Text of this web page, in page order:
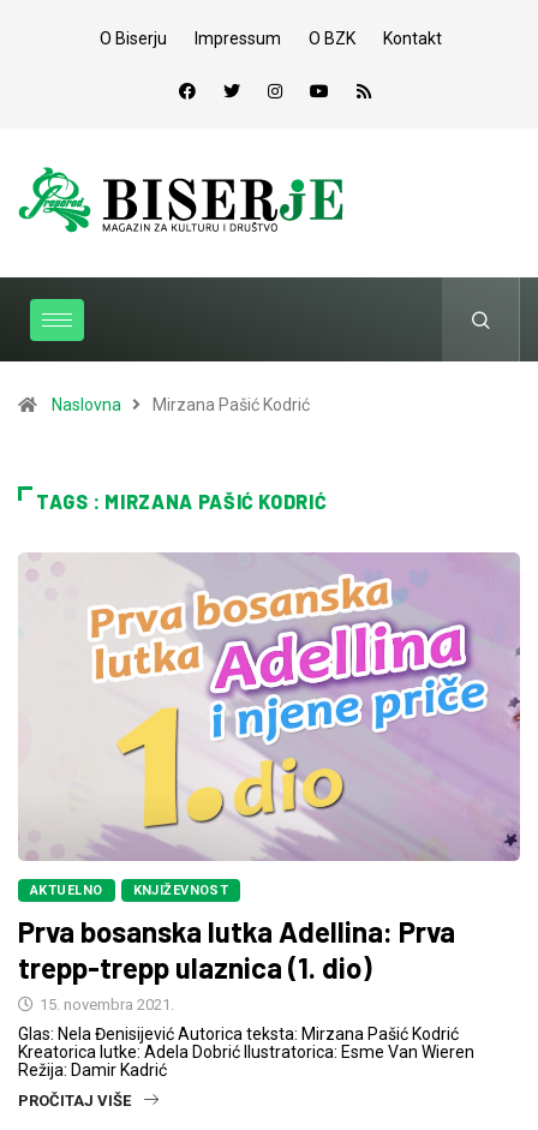
O Biserju Impressum O BZK Kontakt
Naslovna Mirzana Pašić Kodrić
TAGS : MIRZANA PAŠIĆ KODRIĆ
AKTUELNO KNJIŽEVNOST
Prva bosanska lutka Adellina: Prva
trepp-trepp ulaznica (1. dio)
15. novembra 2021.
Glas: Nela Đenisijević Autorica teksta: Mirzana Pašić Kodrić
Kreatorica lutke: Adela Dobrić Ilustratorica: Esme Van Wieren
Režija: Damir Kadrić
PROČITAJ VIŠE